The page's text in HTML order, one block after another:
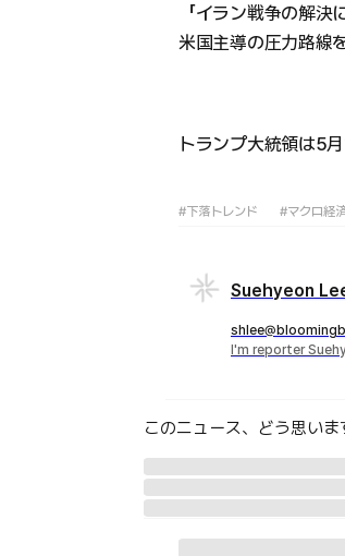
「イラン戦争の解
米国主導の圧力路線
トランプ大統領は5
#下落トレンド #マクロ経
Suehyeon
I'm reporter
このニュース、どう思いま